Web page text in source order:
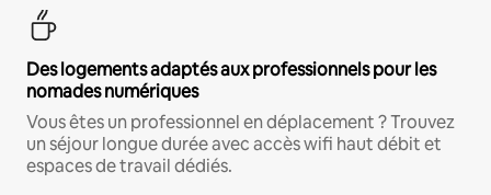
Des logements adaptés aux professionnels pour les
nomades numériques
Vous êtes un professionnel en déplacement ? Trouvez
un séjour longue durée avec accès wifi haut débit et
espaces de travail dédiés.